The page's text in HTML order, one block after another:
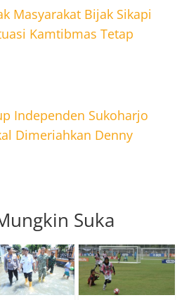
Masyarakat Bijak Sikapi
Kamtibmas Tetap
Independen Sukoharjo
Dimeriahkan Denny
Suka